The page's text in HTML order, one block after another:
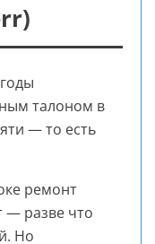
талоном в
— то есть
ремонт
— разве что
Но